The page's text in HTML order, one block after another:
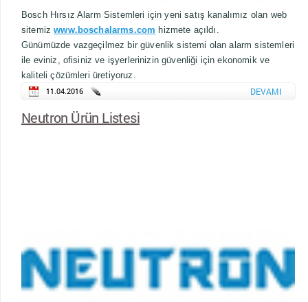
Bosch Hırsız Alarm Sistemleri için yeni satış kanalımız olan web
sitemizwww.boschalarms.com hizmete açıldı.
Günümüzde vazgeçilmez bir güvenlik sistemi olan alarm sistemleri
ile eviniz, ofisiniz ve işyerlerinizin güvenliği için ekonomik ve
kaliteli çözümleri üretiyoruz.
11.04.2016
DEVAMI
Neutron Ürün Listesi